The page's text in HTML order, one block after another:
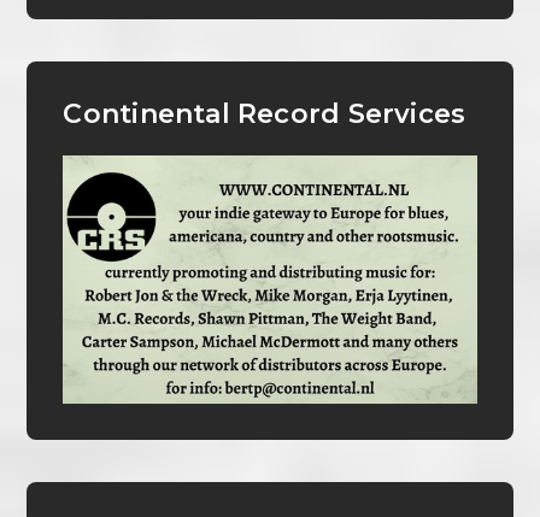
Continental Record Services